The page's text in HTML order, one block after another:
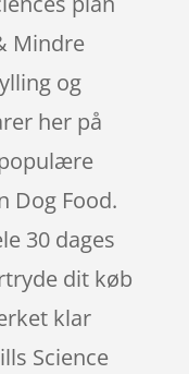
Mindre
og
her på
Dog Food.
30 dages
dit køb
klar
Science